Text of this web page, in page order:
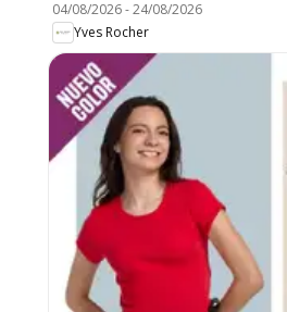
04/08/2026-24/08/2026
Yves Rocher